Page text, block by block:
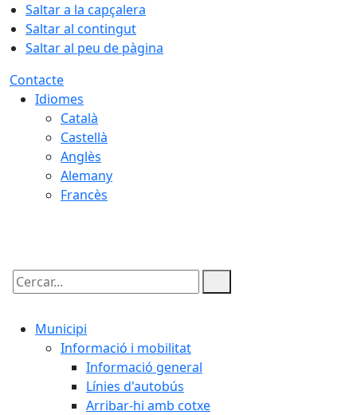
Saltar a la capçalera
Saltar al contingut
Saltar al peu de pàgina
Contacte
Idiomes
Català
Castellà
Anglès
Alemany
Francès
Cercar:
Municipi
Informació i mobilitat
Informació general
Línies d'autobús
Arribar-hi amb cotxe